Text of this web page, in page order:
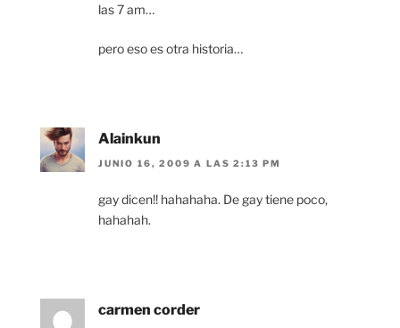
las 7 am…
pero eso es otra historia…
Alainkun
JUNIO 16, 2009 A LAS 2:13 PM
gay dicen!! hahahaha. De gay tiene poco,
hahahah.
carmen corder